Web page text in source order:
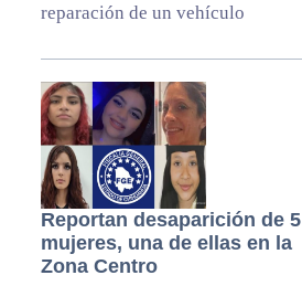
reparación de un vehículo
Reportan desaparición de 5
mujeres, una de ellas en la
Zona Centro